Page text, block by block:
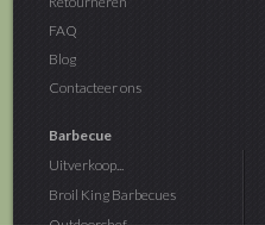
FAQ
Blog
Contacteer ons
Barbecue
Uitverkoop...
Broil King Barbecues